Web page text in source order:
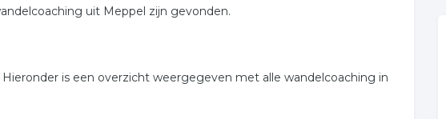
uit Meppel zijn gevonden.
is een overzicht weergegeven met alle wandelcoaching in